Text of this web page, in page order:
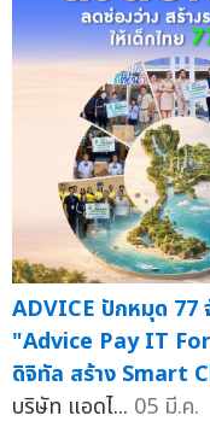
ADVICE ปักหมุด 77
"Advice Pay IT
ดิจิทัล สร้าง Smart
บริษัท แอดไ... 05 มี.ค.